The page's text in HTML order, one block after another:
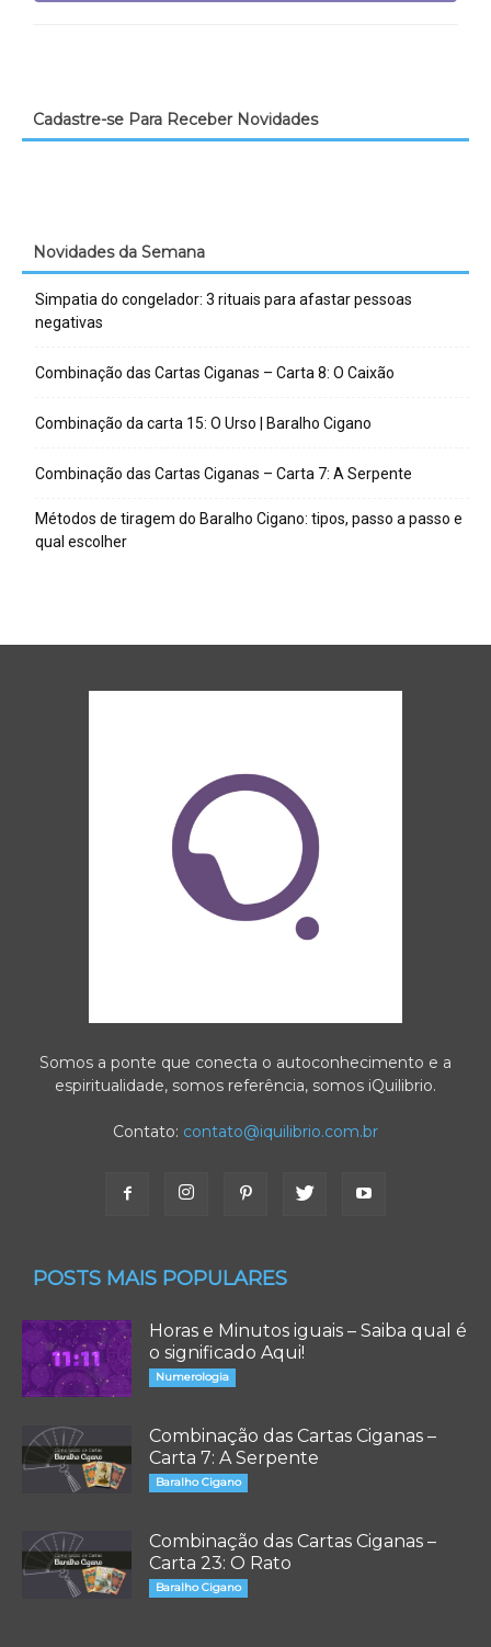
Cadastre-se Para Receber Novidades
Novidades da Semana
Simpatia do congelador: 3 rituais para afastar pessoas
negativas
Combinação das Cartas Ciganas – Carta 8: O Caixão
Combinação da carta 15: O Urso | Baralho Cigano
Combinação das Cartas Ciganas – Carta 7: A Serpente
Métodos de tiragem do Baralho Cigano: tipos, passo a passo e
qual escolher
Somos a ponte que conecta o autoconhecimento e a
espiritualidade, somos referência, somos iQuilibrio.
Contato: contato@iquilibrio.com.br
POSTS MAIS POPULARES
Horas e Minutos iguais – Saiba qual é
o significado Aqui!
Numerologia
Combinação das Cartas Ciganas –
Carta 7: A Serpente
Baralho Cigano
Combinação das Cartas Ciganas –
Carta 23: O Rato
Baralho Cigano